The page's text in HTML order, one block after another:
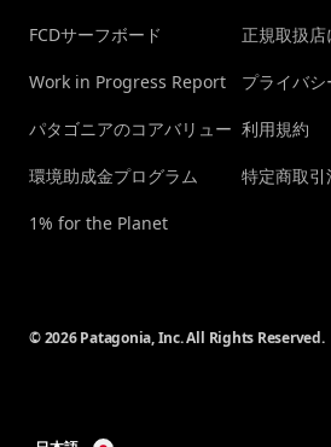
FCDサーフボード
Work in Progress Report
パタゴニアのコアバリュー
環境助成金プログラム
1% for the Planet
正規取扱店
プライバ
利用規約
特定商取
© 2026 Patagonia, Inc. All Rights Reserved.